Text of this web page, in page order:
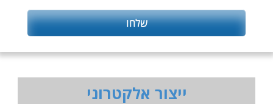
ייצור אלקטרוני